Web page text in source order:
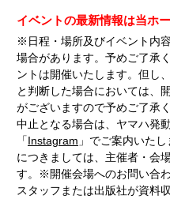
イベントの最新情報は当ホ
※日程・場所及びイベント内
場合があります。予めご了承
ントは開催いたします。但し
と判断した場合においては、
がございますので予めご了承
中止となる場合は、ヤマハ発
「Instagram 」でご案内いた
につきましては、主催者・会
す。※開催会場へのお問い合
スタッフまたは出版社が資料